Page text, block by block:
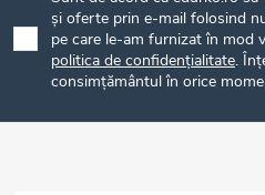
b
o
și oferte prin e-mail folosind
pe care le-am furnizat în mod
politica de confidențialitate.
consimțământul în orice